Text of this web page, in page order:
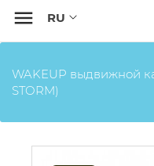

WAKEUP выдвижной
STORM)